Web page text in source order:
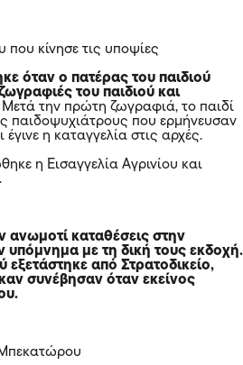
κίνησε τις υποψίες
όταν ο πατέρας του παιδιού
του παιδιού και
Μετά την πρώτη ζωγραφιά, το παιδί
παιδοψυχιάτρους που ερμήνευσαν
η καταγγελία στις αρχές.
η Εισαγγελία Αγρινίου και
ανωμοτί καταθέσεις στην
υπόμνημα με τη δική τους εκδοχή.
από Στρατοδικείο,
συνέβησαν όταν εκείνος